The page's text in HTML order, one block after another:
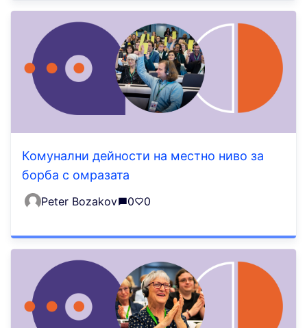
Комунални дейности на местно ниво за
борба с омразата
Peter Bozakov 0 0